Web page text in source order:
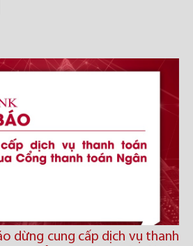
dừng cung cấp dịch vụ thanh